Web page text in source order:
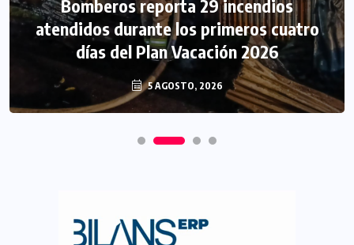
Bomberos reporta 29 incendios
atendidos durante los primeros cuatro
días del Plan Vacación 2026
5 AGOSTO, 2026